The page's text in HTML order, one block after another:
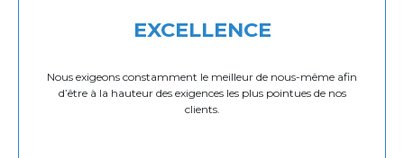
EXCELLENCE
Nous exigeons constamment le meilleur de nous-même afin
d’être à la hauteur des exigences les plus pointues de nos
clients.